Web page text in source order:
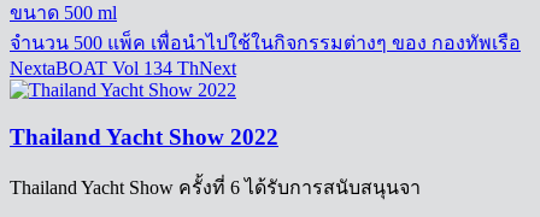
ขนาด 500 ml
จำนวน 500 แพ็ค เพื่อนำไปใช้ในกิจกรรมต่างๆ ของ กองทัพเรือ
NextaBOAT Vol 134 ThNext
Thailand Yacht Show 2022
Thailand Yacht Show ครั้งที่ 6 ได้รับการสนับสนุนจา